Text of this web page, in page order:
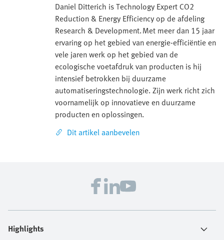
Daniel Ditterich is Technology Expert CO2
Reduction & Energy Efficiency op de afdeling
Research & Development. Met meer dan 15 jaar
ervaring op het gebied van energie-efficiëntie en
vele jaren werk op het gebied van de
ecologische voetafdruk van producten is hij
intensief betrokken bij duurzame
automatiseringstechnologie. Zijn werk richt zich
voornamelijk op innovatieve en duurzame
producten en oplossingen.
Dit artikel aanbevelen
Highlights